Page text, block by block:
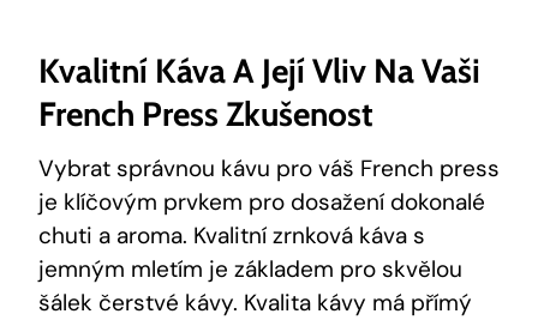
Kvalitní Káva A Její Vliv Na Vaši
French Press Zkušenost
Vybrat správnou kávu pro váš French press
je klíčovým prvkem pro dosažení dokonalé
chuti a aroma. Kvalitní zrnková káva s
jemným mletím je základem pro skvělou
šálek čerstvé kávy. Kvalita kávy má přímý